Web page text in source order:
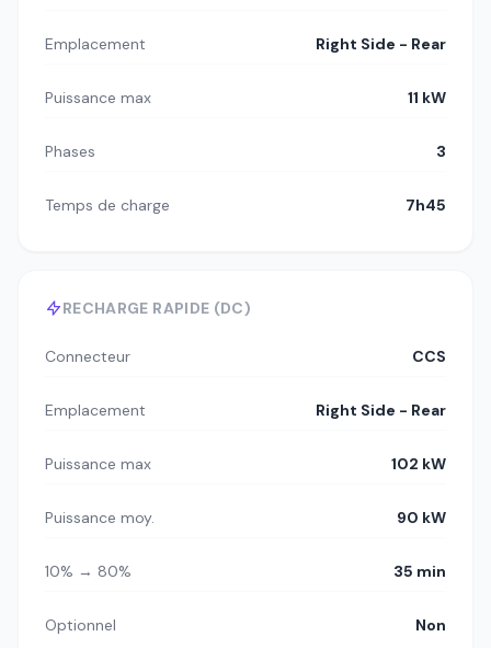
Emplacement Right Side - Rear
Puissance max 11 kW
Phases 3
Temps de charge 7h45
RECHARGE RAPIDE (DC)
Connecteur CCS
Emplacement Right Side - Rear
Puissance max 102 kW
Puissance moy. 90 kW
10% → 80% 35 min
Optionnel Non